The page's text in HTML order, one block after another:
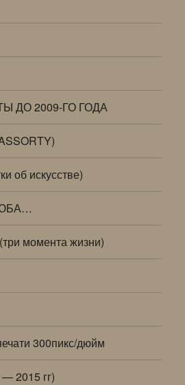
ДО 2009-ГО ГОДА
об искусстве)
момента жизни)
300пикс/дюйм
2015 гг)